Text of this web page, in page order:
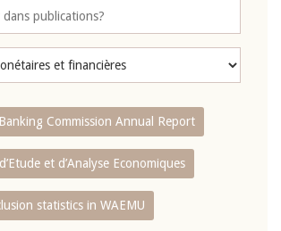
Banking Commission Annual Report
et d’Analyse Economiques
statistics in WAEMU